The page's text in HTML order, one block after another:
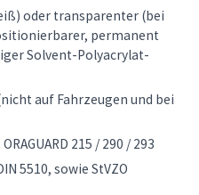
oder transparenter (bei
permanent
Solvent-Polyacrylat-
auf Fahrzeugen und bei
215 / 290 / 293
5510, sowie StVZO